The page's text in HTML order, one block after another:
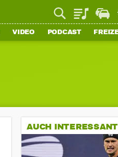
Playlist
VIDEO PODCAST
AUCH INTERESSANT